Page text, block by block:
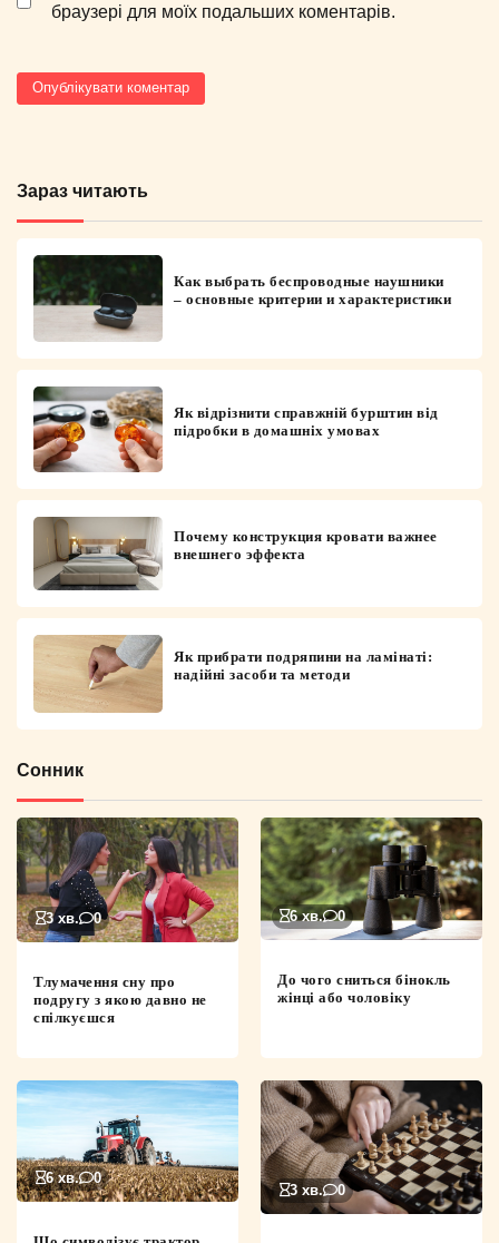
браузері для моїх подальших коментарів.
Зараз читають
Как выбрать беспроводные наушники
– основные критерии и характеристики
Як відрізнити справжній бурштин від
підробки в домашніх умовах
Почему конструкция кровати важнее
внешнего эффекта
Як прибрати подряпини на ламінаті:
надійні засоби та методи
Сонник
3 хв. 0
Тлумачення сну про
подругу з якою давно не
спілкуєшся
6 хв. 0
До чого сниться бінокль
жінці або чоловіку
6 хв. 0
3 хв. 0